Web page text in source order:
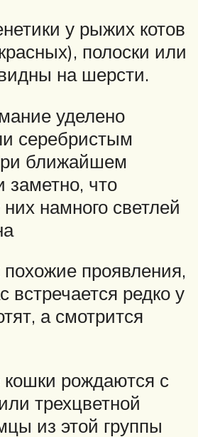
у рыжих котов
полоски или
на шерсти.
уделено
серебристым
ближайшем
заметно, что
намного светлей
проявления,
встречается редко у
а смотрится
рождаются с
трехцветной
из этой группы